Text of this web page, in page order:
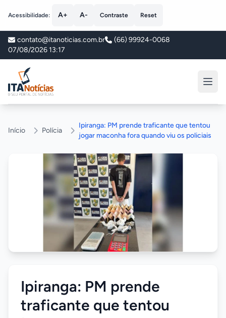
Acessibilidade: A+ A- Contraste Reset
contato@itanoticias.com.br
(66) 99924-0068
07/08/2026 13:17
ITA Notícias
Início Polícia
Ipiranga: PM prende traficante que tentou
jogar maconha fora quando viu os policiais
Ipiranga: PM prende
traficante que tentou